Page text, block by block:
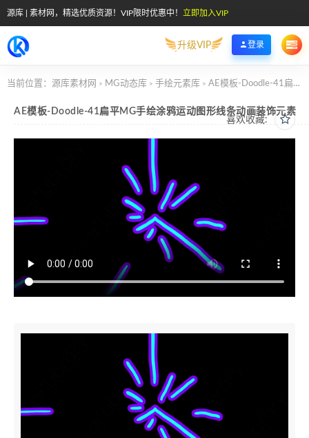
源库 | 素材网，精选优质资源！VIP限时优惠中！ 立即加入VIP
升级VIP 登录
当前位置： 源库素材网 > MG动态库 > 手绘元素库 > AE模板-Doodle-41扁平MG手绘涂鸦运动图形线条动画装饰元素
喜欢收藏:
AE模板-Doodle-41扁平MG手绘涂鸦运动图形线条动画装饰元素